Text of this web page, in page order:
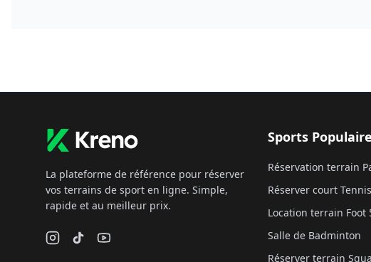
La plateforme de référence pour réserver
vos terrains de sport en ligne. Simple,
rapide et au meilleur prix.
Sports
Réservation terrain
Réserver court Tennis
Location terrain Foot
Salle de Badminton
Réserver terrain